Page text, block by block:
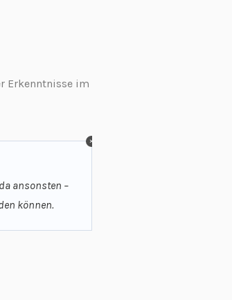
Erkenntnisse im
ansonsten –
können.